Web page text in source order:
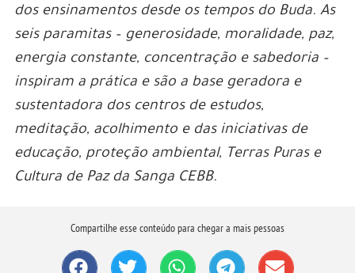
dos ensinamentos desde os tempos do Buda. As
seis paramitas – generosidade, moralidade, paz,
energia constante, concentração e sabedoria –
inspiram a prática e são a base geradora e
sustentadora dos centros de estudos,
meditação, acolhimento e das iniciativas de
educação, proteção ambiental, Terras Puras e
Cultura de Paz da Sanga CEBB.
Compartilhe esse conteúdo para chegar a mais pessoas